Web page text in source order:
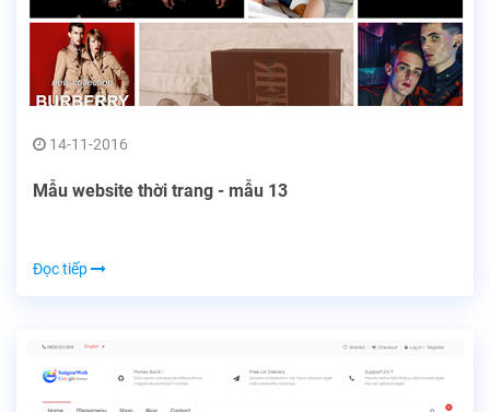
14-11-2016
Mẫu website thời trang - mẫu 13
Đọc tiếp